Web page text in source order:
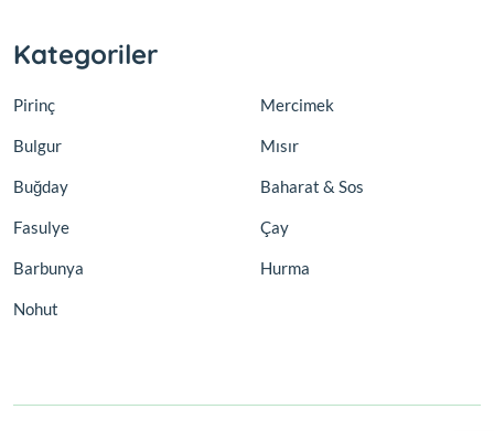
Kategoriler
Pirinç
Bulgur
Buğday
Fasulye
Barbunya
Nohut
Mercimek
Mısır
Baharat & Sos
Çay
Hurma